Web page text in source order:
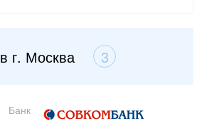
г. Москва 3
Банк